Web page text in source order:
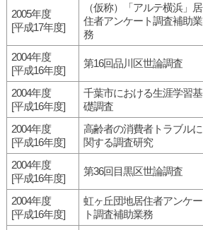
2005年度
[平成17年度]
（仮称）「アルテ横浜」居
住者アンケート調査補助業
務
2004年度
[平成16年度]
第16回品川区世論調査
2004年度
[平成16年度]
千葉市における生涯学習基
礎調査
2004年度
[平成16年度]
高齢者の消費者トラブルに
関する調査研究
2004年度
[平成16年度]
第36回目黒区世論調査
2004年度
[平成16年度]
虹ヶ丘団地居住者アンケー
ト調査補助業務